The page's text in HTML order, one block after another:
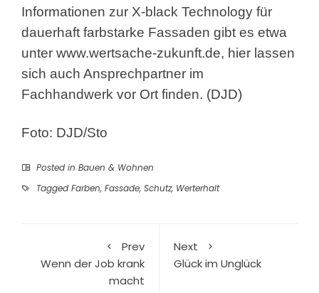
Informationen zur X-black Technology für
dauerhaft farbstarke Fassaden gibt es etwa
unter www.wertsache-zukunft.de, hier lassen
sich auch Ansprechpartner im
Fachhandwerk vor Ort finden. (DJD)
Foto: DJD/Sto
Posted in Bauen & Wohnen
Tagged Farben, Fassade, Schutz, Werterhalt
Prev
Wenn der Job krank
macht
Next
Glück im Unglück